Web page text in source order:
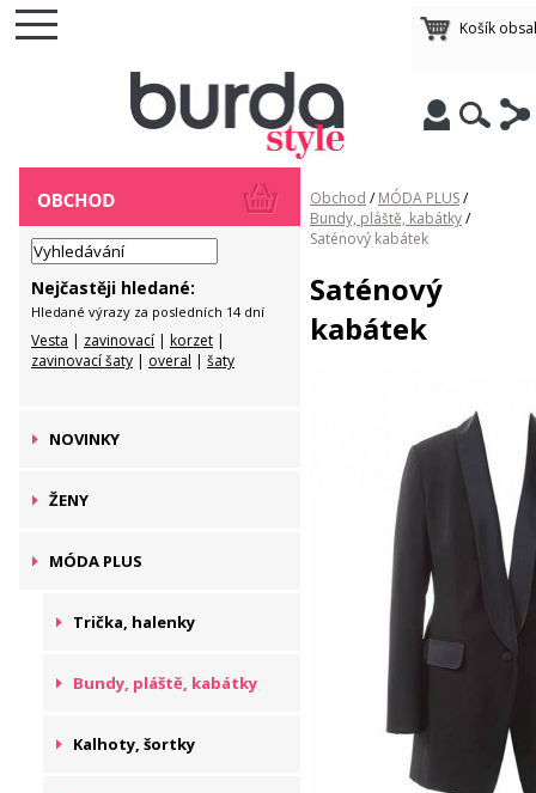
Košík
Nejčastěji hledané:
Hledané výrazy za posledních 14 dní
Vesta | zavinovací | korzet |
zavinovací šaty | overal | šaty
NOVINKY
ŽENY
MÓDA PLUS
Trička, halenky
Bundy, pláště, kabátky
Kalhoty, šortky
Obchod / MÓDA PLUS/
Bundy, pláště, kabátky/
Saténový kabátek
Saténový
kabátek